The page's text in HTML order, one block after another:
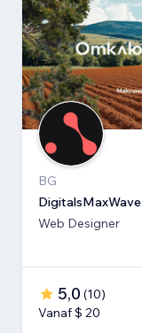
BG
DigitalsMaxWave
Web Designer
5,0 (10)
Vanaf $ 20